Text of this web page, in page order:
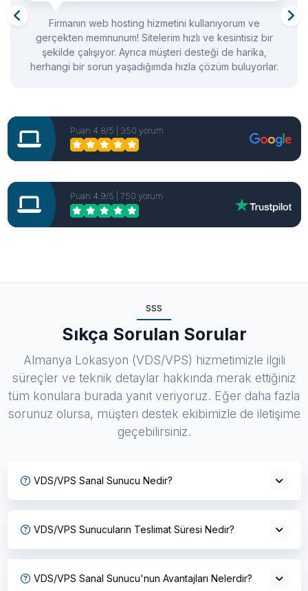
Domain satın alma işlemlerimde firmayı tercih ediyorum
ve şimdiye kadar herhangi bir sorun yaşamadım. Alan
adlarının yönetimi oldukça kolay ve kullanıcı dostu bir
arayüze sahip.
Puan 4.8/5 | 350 yorum
Puan 4.9/5 | 750 yorum
SSS
Sıkça Sorulan Sorular
Almanya Lokasyon (VDS/VPS) hizmetimizle ilgili
süreçler ve teknik detaylar hakkında merak ettiğiniz
tüm konulara burada yanıt veriyoruz. Eğer daha fazla
sorunuz olursa, müşteri destek ekibimizle de iletişime
geçebilirsiniz.
VDS/VPS Sanal Sunucu Nedir?
VDS/VPS Sunucuların Teslimat Süresi Nedir?
VDS/VPS Sanal Sunucu'nun Avantajları Nelerdir?